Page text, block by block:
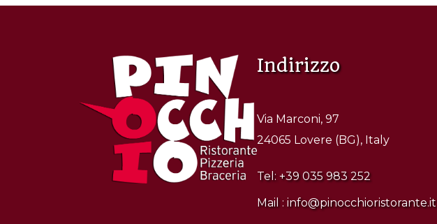
Indirizzo
Via Marconi, 97
24065 Lovere (BG), Italy
Tel: +39 035 983 252
Mail : info@pinocchioristorante.it